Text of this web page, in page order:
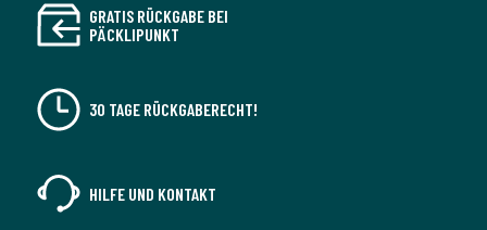
GRATIS RÜCKGABE BEI
PÄCKLIPUNKT
30 TAGE RÜCKGABERECHT!
HILFE UND KONTAKT